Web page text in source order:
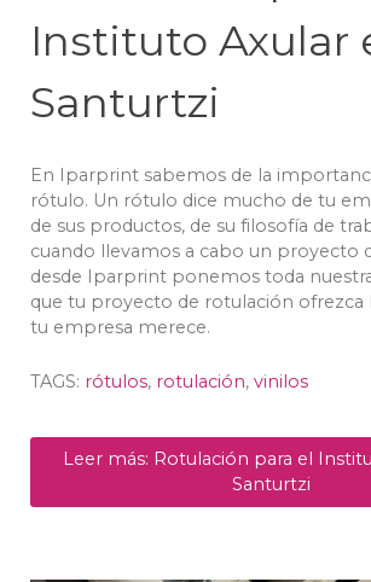
Instituto Axular
Santurtzi
En Iparprint sabemos de la
rótulo. Un rótulo dice mucho de tu
de sus productos, de su filosofía de
cuando llevamos a cabo un proyecto
desde Iparprint ponemos toda
que tu proyecto de rotulación ofrezca
tu empresa merece.
TAGS: rótulos, rotulación, vinilos
Leer más: Rotulación para el
Santurtzi